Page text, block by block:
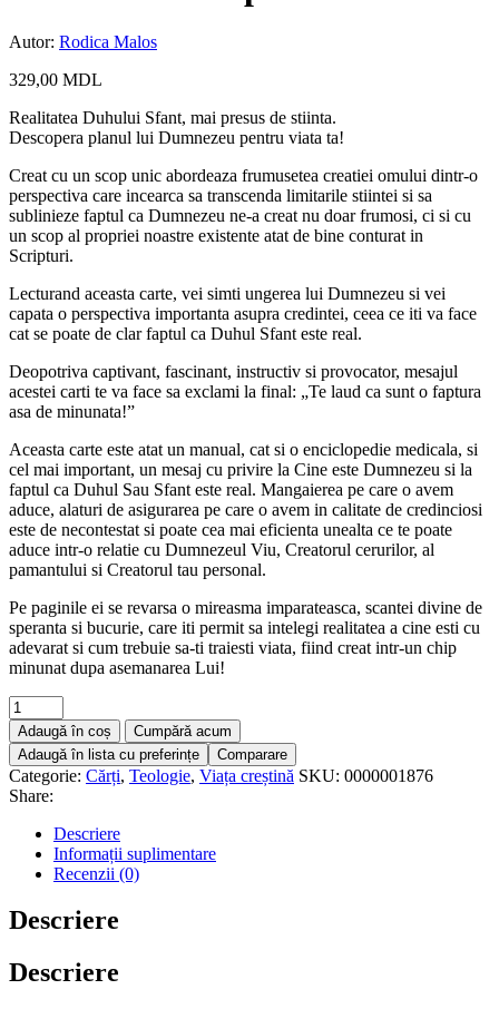
Autor: Rodica Malos
329,00 MDL
Realitatea Duhului Sfant, mai presus de stiinta.
Descopera planul lui Dumnezeu pentru viata ta!
Creat cu un scop unic abordeaza frumusetea creatiei omului dintr-o
perspectiva care incearca sa transcenda limitarile stiintei si sa
sublinieze faptul ca Dumnezeu ne-a creat nu doar frumosi, ci si cu
un scop al propriei noastre existente atat de bine conturat in
Scripturi.
Lecturand aceasta carte, vei simti ungerea lui Dumnezeu si vei
capata o perspectiva importanta asupra credintei, ceea ce iti va face
cat se poate de clar faptul ca Duhul Sfant este real.
Deopotriva captivant, fascinant, instructiv si provocator, mesajul
acestei carti te va face sa exclami la final: „Te laud ca sunt o faptura
asa de minunata!”
Aceasta carte este atat un manual, cat si o enciclopedie medicala, si
cel mai important, un mesaj cu privire la Cine este Dumnezeu si la
faptul ca Duhul Sau Sfant este real. Mangaierea pe care o avem
aduce, alaturi de asigurarea pe care o avem in calitate de credinciosi
este de necontestat si poate cea mai eficienta unealta ce te poate
aduce intr-o relatie cu Dumnezeul Viu, Creatorul cerurilor, al
pamantului si Creatorul tau personal.
Pe paginile ei se revarsa o mireasma imparateasca, scantei divine de
speranta si bucurie, care iti permit sa intelegi realitatea a cine esti cu
adevarat si cum trebuie sa-ti traiesti viata, fiind creat intr-un chip
minunat dupa asemanarea Lui!
Adaugă în coș
Cumpără acum
Adaugă în lista cu preferințe
Comparare
Categorie: Cărți, Teologie, Viața creștină SKU: 0000001876
Share:
Descriere
Informații suplimentare
Recenzii (0)
Descriere
Descriere